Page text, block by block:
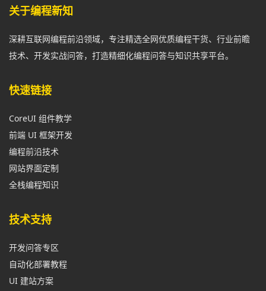
关于编程新知
深耕互联网编程前沿领域，专注精选全网优质编程干货、行业前瞻
技术、开发实战问答，打造精细化编程问答与知识共享平台。
快速链接
CoreUI 组件教学
前端 UI 框架开发
编程前沿技术
网站界面定制
全栈编程知识
技术支持
开发问答专区
自动化部署教程
UI 建站方案